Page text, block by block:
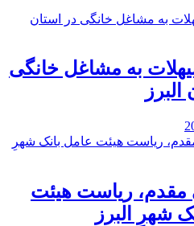
به مشاغل خانگی
ریاست هیئت
شهرِ البرز